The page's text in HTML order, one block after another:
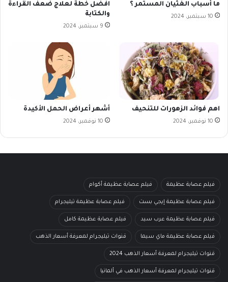
ما أسباب الغثيان المستمر ؟
10 سبتمبر، 2024
افضل خطة لعلاج ضعف القراءة
والكتابة
9 سبتمبر، 2024
اهم فوائد الزهورات للتنحيف
10 نوفمبر، 2024
أشهر أعراض الحمل الأكيدة
10 نوفمبر، 2024
فيلم عصابة عظيمة فيلم عصابة عظيمة أكوام
فيلم عصابة عظيمة إيجي بست فيلم عصابة عظيمة تيليجرام
فيلم عصابة عظيمة عرب سيد فيلم عصابة عظيمة كامل
فيلم عصابة عظيمة ماي سيما قنوات تيليجرام لمعرفة أسعار الذهب
قنوات تيليجرام لمعرفة أسعار الذهب 2024
قنوات تيليجرام لمعرفة أسعار الذهب في ألمانيا